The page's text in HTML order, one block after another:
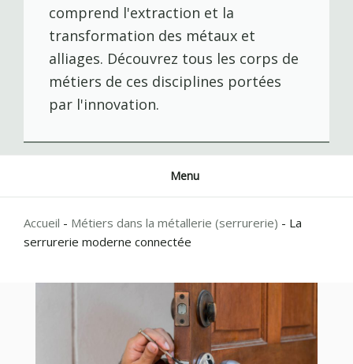
comprend l'extraction et la
transformation des métaux et
alliages. Découvrez tous les corps de
métiers de ces disciplines portées
par l'innovation.
Menu
Accueil - Métiers dans la métallerie (serrurerie) - La
serrurerie moderne connectée